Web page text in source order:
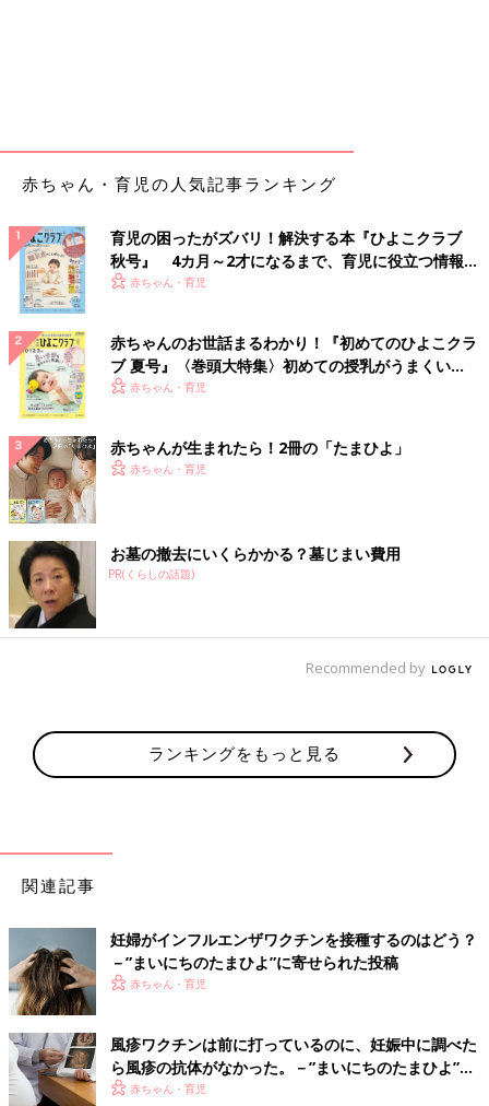
チン』や、抗体が全身に行きわたりやすくなるといわれる皮膚の
が進められています。そして2003年に吸入式のワクチン『フル
ミスト』が登場し、日本でも認可されるといわれていました。し
かし昨年、皮下注射ワクチンよりも効果が劣るというデータが出
たことで、アメリカで推奨されなくなり、現在、日本では認可が
下りていない状態です」
ママやパパのインフルエンザワクチンの気がかりを
解決！
赤ちゃんのインフルエンザワクチン接種でママやパパが心配する
ことは、卵アレルギーと水銀の問題。誤解して悩んでいる人も多
い様子。ここで解決しておきましょう。
インフルエンザワクチンの水銀問題
「インフルエンザワクチンは、『水銀を含んでいるから』という
理由から、赤ちゃんに受けさせたくないというママの声を聞くこ
とがあります。確かにインフルエンザワクチンには、有機水銀化
きには、チメロサール無添加のインフルエンザワクチンが製造さ
れたこともありました。しかし、現在では、チメロサールの乳幼
て受けられるようになっています」
「先にも触れたように、インフルエンザワクチンは、製造の際、
ウイルスを増殖させるためにニワトリの受精卵を使います。そこ
で、微量ではあるものの、卵の成分がワクチンの中に含まれるこ
とは確かです。しかし、卵の成分はごく微量なため、卵アレルギ
ーのある赤ちゃんでも接種は可能です。とはいえ心配な場合は、
主治医に相談のうえ、接種するといいでしょう」
赤ちゃん・育児の人気記事ランキング
育児の困ったがズバリ！解決する本『ひよこクラブ
秋号』 4カ月～2才になるまで、育児に役立つ情報が
いっぱい！
赤ちゃん・育児
赤ちゃんのお世話まるわかり！『初めてのひよこクラ
ブ 夏号』〈巻頭大特集〉初めての授乳がうまくい
く！ おっぱい・ミルクの基本と夏のトラブル 解決テ
赤ちゃん・育児
赤ちゃんが生まれたら！2冊の「たまひよ」
赤ちゃん・育児
お墓の撤去にいくらかかる？墓じまい費用
PR(くらしの話題)
Recommended by
ランキングをもっと見る
関連記事
妊婦がインフルエンザワクチンを接種するのはどう？
－”まいにちのたまひよ”に寄せられた投稿
赤ちゃん・育児
風疹ワクチンは前に打っているのに、妊娠中に調べた
ら風疹の抗体がなかった。－”まいにちのたまひよ”の
体験談
赤ちゃん・育児